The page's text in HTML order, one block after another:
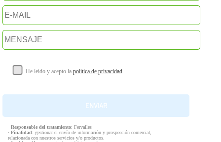
He leído y acepto la política de privacidad.
· Responsable del tratamiento: Fervalles
· Finalidad: gestionar el envío de información y prospección comercial,
relacionada con nuestros servicios y/o productos.